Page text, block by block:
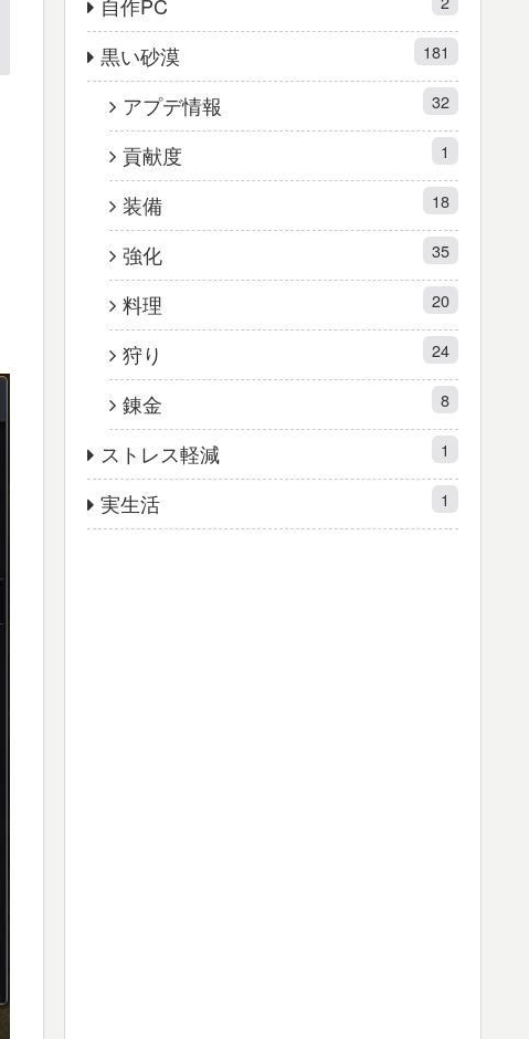
自作PC
黒い砂漠 181
アプデ情報 32
貢献度 1
装備 18
強化 35
料理 20
狩り 24
錬金 8
ストレス軽減 1
実生活 1